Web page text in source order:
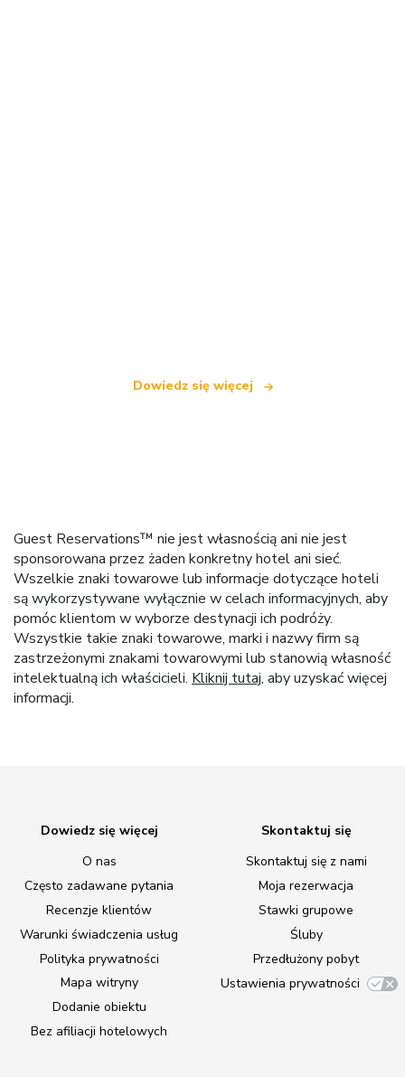
Dowiedz się więcej
Guest Reservations™ nie jest własnością ani nie jest
sponsorowana przez żaden konkretny hotel ani sieć.
Wszelkie znaki towarowe lub informacje dotyczące hoteli
są wykorzystywane wyłącznie w celach informacyjnych, aby
pomóc klientom w wyborze destynacji ich podróży.
Wszystkie takie znaki towarowe, marki i nazwy firm są
zastrzeżonymi znakami towarowymi lub stanowią własność
intelektualną ich właścicieli. Kliknij tutaj, aby uzyskać więcej
informacji.
Dowiedz się więcej
O nas
Często zadawane pytania
Recenzje klientów
Warunki świadczenia usług
Polityka prywatności
Mapa witryny
Dodanie obiektu
Bez afiliacji hotelowych
Skontaktuj się
Skontaktuj się z nami
Moja rezerwacja
Stawki grupowe
Śluby
Przedłużony pobyt
Ustawienia prywatności